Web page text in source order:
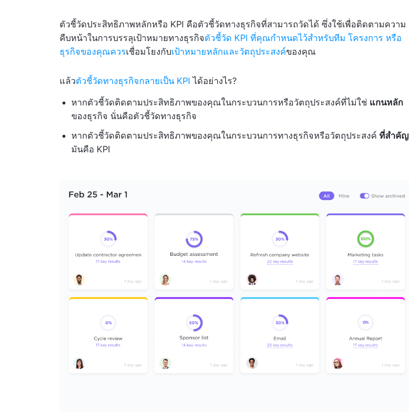
ตัวชี้วัดประสิทธิภาพหลักหรือ KPI คือตัวชี้วัดทางธุรกิจที่สามารถวัดได้ ซึ่งใช้เพื่อติดตามความ
คืบหน้าในการบรรลุเป้าหมายทางธุรกิจตัวชี้วัด KPI ที่คุณกำหนดไว้สำหรับทีม โครงการ หรือ
ธุรกิจของคุณควรเชื่อมโยงกับเป้าหมายหลักและวัตถุประสงค์ของคุณ
แล้วตัวชี้วัดทางธุรกิจกลายเป็น KPI ได้อย่างไร?
หากตัวชี้วัดติดตามประสิทธิภาพของคุณในกระบวนการหรือวัตถุประสงค์ที่ไม่ใช่ แกนหลัก
ของธุรกิจ นั่นคือตัวชี้วัดทางธุรกิจ
หากตัวชี้วัดติดตามประสิทธิภาพของคุณในกระบวนการทางธุรกิจหรือวัตถุประสงค์ ที่สำคัญ
มันคือ KPI